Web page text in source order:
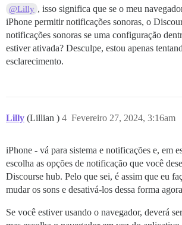
@Lilly , isso significa que se o meu
iPhone permitir notificações sonoras, o
notificações sonoras se uma configuração
estiver ativada? Desculpe, estou apenas
esclarecimento.
Lilly (Lillian ) Fevereiro 27, 2024, 3:16am
4
iPhone - vá para sistema e notificações e, em
escolha as opções de notificação que você
Discourse hub. Pelo que sei, é assim que eu
mudar os sons e desativá-los dessa forma
Se você estiver usando o navegador, deverá